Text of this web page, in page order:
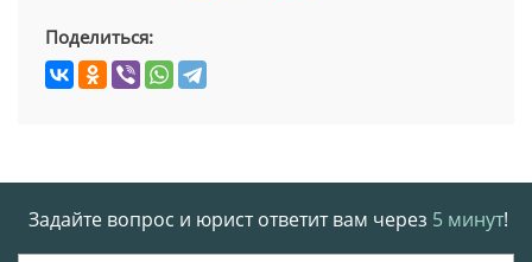
Поделиться:
Задайте вопрос и юрист ответит вам через 5 минут!